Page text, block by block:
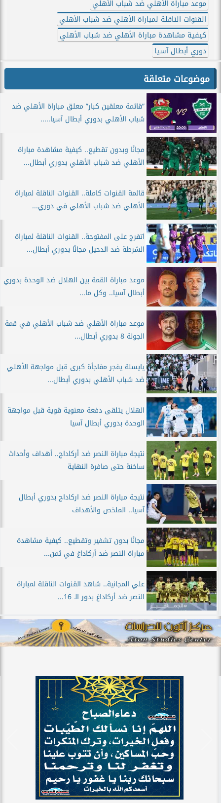
موعد مباراة الأهلي ضد شباب الأهلي
القنوات الناقلة لمباراة الأهلي ضد شباب الأهلي
كيفية مشاهدة مباراة الأهلي ضد شباب الأهلي
دوري أبطال آسيا
موضوعات متعلقة
”قائمة معلقين كبار” معلق مباراة الأهلي ضد
شباب الأهلي بدوري أبطال آسيا.....
مجانًا وبدون تقطيع.. كيفية مشاهدة مباراة
الأهلي ضد شباب الأهلي بدوري أبطال...
قائمة القنوات كاملة.. القنوات الناقلة لمباراة
الأهلي ضد شباب الأهلي في دوري...
اتفرج على المفتوحة.. القنوات الناقلة لمباراة
الشرطة ضد الدحيل مجانًا بدوري أبطال...
موعد مباراة القمة بين الهلال ضد الوحدة بدوري
أبطال آسيا.. وكل ما...
موعد مباراة الأهلي ضد شباب الأهلي في قمة
الجولة 8 بدوري أبطال...
يايسلة يفجر مفاجأة كبرى قبل مواجهة الأهلي
ضد شباب الأهلي بدوري أبطال...
الهلال يتلقى دفعة معنوية قوية قبل مواجهة
الوحدة بدوري أبطال آسيا
نتيجة مباراة النصر ضد أركاداج.. أهداف وأحداث
ساخنة حتى صافرة النهاية
نتيجة مباراة النصر ضد اركاداج بدوري أبطال
آسيا.. الملخص والأهداف
مجانًا بدون تشفير وتقطيع.. كيفية مشاهدة
مباراة النصر ضد أركاداغ في ثمن...
علي المجانية.. شاهد القنوات الناقلة لمباراة
النصر ضد أركاداغ بدور الـ 16...